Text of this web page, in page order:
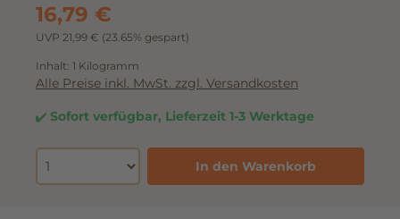
16,79 €
UVP 21,99 € (23.65% gespart)
Inhalt: 1 Kilogramm
Alle Preise inkl. MwSt. zzgl. Versandkosten
Sofort verfügbar, Lieferzeit 1-3 Werktage
In den Warenkorb